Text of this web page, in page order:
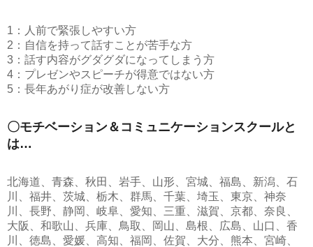
1：人前で緊張しやすい方
2：自信を持って話すことが苦手な方
3：話す内容がグダグダになってしまう方
4：プレゼンやスピーチが得意ではない方
5：長年あがり症が改善しない方
〇モチベーション＆コミュニケーションスクールと
は…
北海道、青森、秋田、岩手、山形、宮城、福島、新潟、石
川、福井、茨城、栃木、群馬、千葉、埼玉、東京、神奈
川、長野、静岡、岐阜、愛知、三重、滋賀、京都、奈良、
大阪、和歌山、兵庫、鳥取、岡山、島根、広島、山口、香
川、徳島、愛媛、高知、福岡、佐賀、大分、熊本、宮崎、